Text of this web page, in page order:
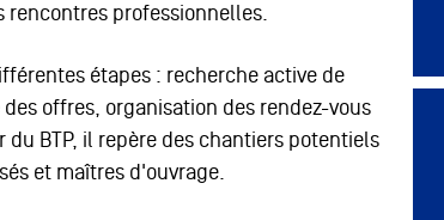
rencontres professionnelles.
étapes : recherche active de
offres, organisation des rendez-vous
BTP, il repère des chantiers potentiels
et maîtres d'ouvrage.